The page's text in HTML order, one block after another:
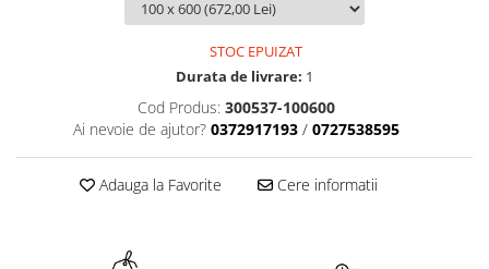
STOC EPUIZAT
Durata de livrare: 1
Cod Produs: 300537-100600
Ai nevoie de ajutor? 0372917193 / 0727538595
Adauga la Favorite Cere informatii